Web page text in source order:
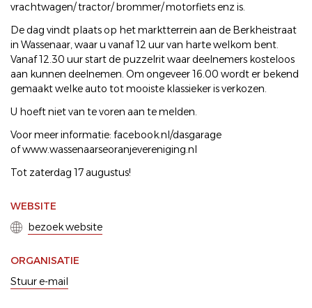
vrachtwagen/ tractor/ brommer/ motorfiets enz is.
De dag vindt plaats op het marktterrein aan de Berkheistraat
in Wassenaar, waar u vanaf 12 uur van harte welkom bent.
Vanaf 12.30 uur start de puzzelrit waar deelnemers kosteloos
aan kunnen deelnemen. Om ongeveer 16.00 wordt er bekend
gemaakt welke auto tot mooiste klassieker is verkozen.
U hoeft niet van te voren aan te melden.
Voor meer informatie: facebook.nl/dasgarage
of www.wassenaarseoranjevereniging.nl
Tot zaterdag 17 augustus!
WEBSITE
bezoek website
ORGANISATIE
Stuur e-mail